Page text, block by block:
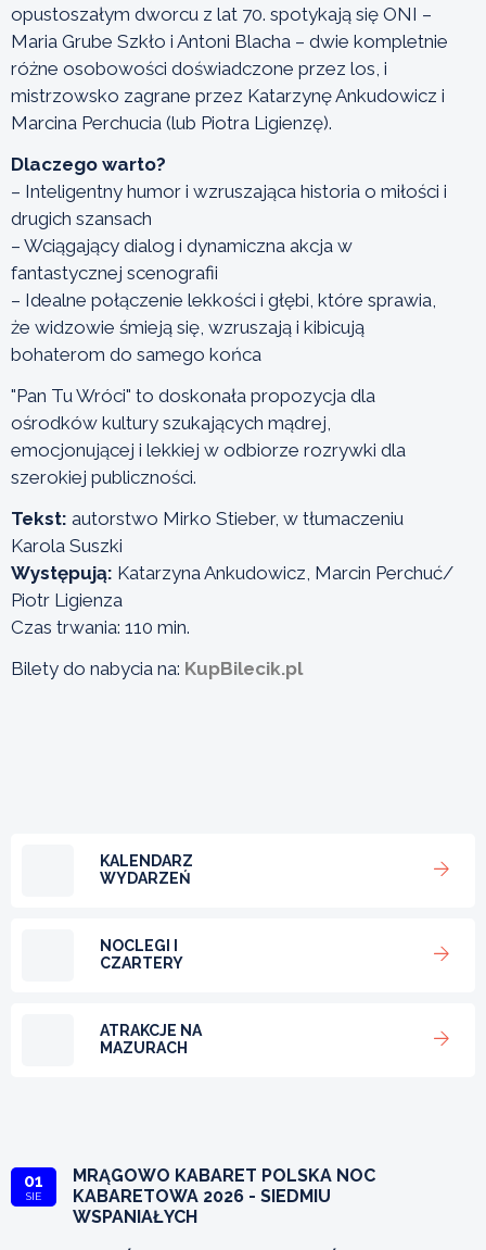
opustoszałym dworcu z lat 70. spotykają się ONI –
Maria Grube Szkło i Antoni Blacha – dwie kompletnie
różne osobowości doświadczone przez los, i
mistrzowsko zagrane przez Katarzynę Ankudowicz i
Marcina Perchucia (lub Piotra Ligienzę).
Dlaczego warto?
– Inteligentny humor i wzruszająca historia o miłości i
drugich szansach
– Wciągający dialog i dynamiczna akcja w
fantastycznej scenografii
– Idealne połączenie lekkości i głębi, które sprawia,
że widzowie śmieją się, wzruszają i kibicują
bohaterom do samego końca
"Pan Tu Wróci" to doskonała propozycja dla
ośrodków kultury szukających mądrej,
emocjonującej i lekkiej w odbiorze rozrywki dla
szerokiej publiczności.
Tekst: autorstwo Mirko Stieber, w tłumaczeniu
Karola Suszki
Występują: Katarzyna Ankudowicz, Marcin Perchuć/
Piotr Ligienza
Czas trwania: 110 min.
Bilety do nabycia na: KupBilecik.pl
KALENDARZ
WYDARZEŃ
NOCLEGI I
CZARTERY
ATRAKCJE NA
MAZURACH
01
SIE
MRĄGOWO KABARET POLSKA NOC
KABARETOWA 2026 - SIEDMIU
WSPANIAŁYCH